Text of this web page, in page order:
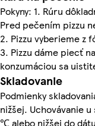
Pokyny: 1. Rúru
Pred pečením pizzu
2. Pizzu vyberieme z
3. Pizzu dáme piecť
konzumáciou sa
Skladovanie
Podmienky
nižšej. Uchovávanie
℃ alebo nižšej do